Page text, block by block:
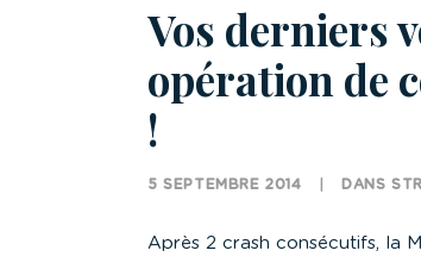
Vos derniers
opération de
!
5 SEPTEMBRE 2014 DANS
Après 2 crash consécutifs, la